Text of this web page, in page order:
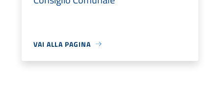
VAI ALLA PAGINA